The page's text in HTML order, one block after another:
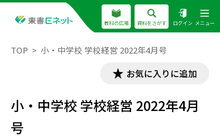
教科の広場 資料をさがす ログイン メニュー
TOP 小・中学校 学校経営 2022年4月号
お気に入りに追加
小・中学校 学校経営 2022年4月
号